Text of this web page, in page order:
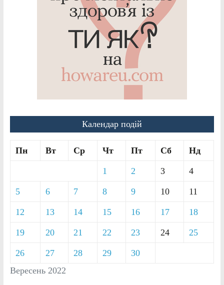
Календар подій
Вересень 2022
Пн Вт Ср Чт Пт Сб Нд
1 2 3 4
5 6 7 8 9 10 11
12 13 14 15 16 17 18
19 20 21 22 23 24 25
26 27 28 29 30